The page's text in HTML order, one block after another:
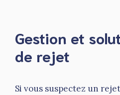
Gestion et
de rejet
Si vous suspectez un